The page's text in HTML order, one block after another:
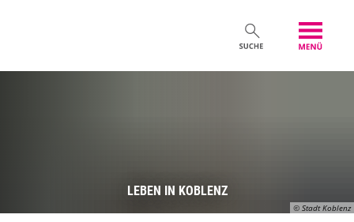
© Stadt Koblenz
LEBEN IN KOBLENZ